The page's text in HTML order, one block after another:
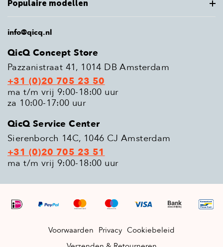
Populaire modellen
info@qicq.nl
QicQ Concept Store
Pazzanistraat 41, 1014 DB Amsterdam
+31 (0)20 705 23 50
ma t/m vrij 9:00-18:00 uur
za 10:00-17:00 uur
QicQ Service Center
Sierenborch 14C, 1046 CJ Amsterdam
+31 (0)20 705 23 51
ma t/m vrij 9:00-18:00 uur
Voorwaarden Privacy Cookiebeleid